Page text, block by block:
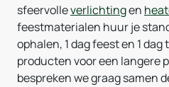
sfeervolleverlichtingen
feestmaterialen huur je
ophalen, 1 dag feest en 1
producten voor een langere
bespreken we graag samen